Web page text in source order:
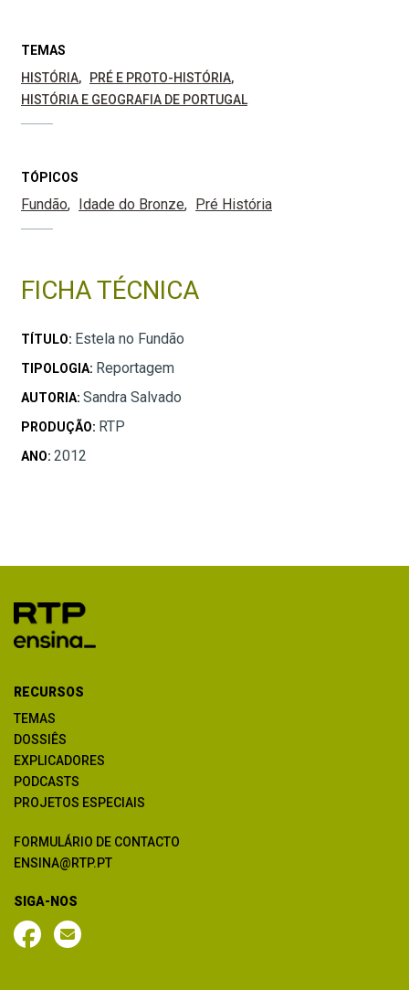
TEMAS
HISTÓRIA
PRÉ E PROTO-HISTÓRIA
HISTÓRIA E GEOGRAFIA DE PORTUGAL
TÓPICOS
Fundão Idade do Bronze Pré História
FICHA TÉCNICA
TÍTULO: Estela no Fundão
TIPOLOGIA: Reportagem
AUTORIA: Sandra Salvado
PRODUÇÃO: RTP
ANO: 2012
RECURSOS
TEMAS
DOSSIÊS
EXPLICADORES
PODCASTS
PROJETOS ESPECIAIS
FORMULÁRIO DE CONTACTO
ENSINA@RTP.PT
SIGA-NOS